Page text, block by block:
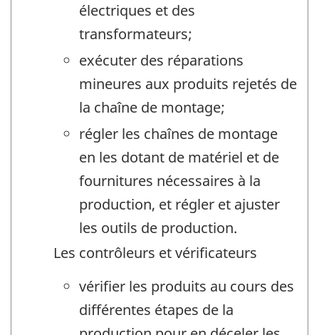
électriques et des
transformateurs;
exécuter des réparations
mineures aux produits rejetés de
la chaîne de montage;
régler les chaînes de montage
en les dotant de matériel et de
fournitures nécessaires à la
production, et régler et ajuster
les outils de production.
Les contrôleurs et vérificateurs
vérifier les produits au cours des
différentes étapes de la